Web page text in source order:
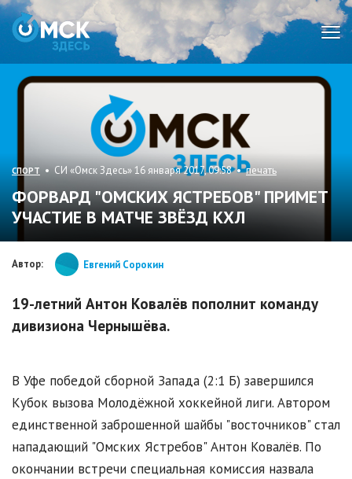
СПОРТ • СИ «Омск Здесь» 16 января 2017, 09:58 •печать
​ФОРВАРД "ОМСКИХ ЯСТРЕБОВ" ПРИМЕТ
УЧАСТИЕ В МАТЧЕ ЗВЁЗД КХЛ
Автор: Евгений Сорокин
19-летний Антон Ковалёв пополнит команду
дивизиона Чернышёва.
В Уфе победой сборной Запада (2:1 Б) завершился
Кубок вызова Молодёжной хоккейной лиги. Автором
единственной заброшенной шайбы "восточников" стал
нападающий "Омских Ястребов" Антон Ковалёв. По
окончании встречи специальная комиссия назвала